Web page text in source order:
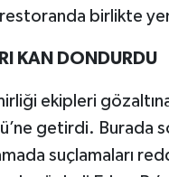
restoranda birlikte
KAN DONDURDU
ekipleri
getirdi. Burada
suçlamaları